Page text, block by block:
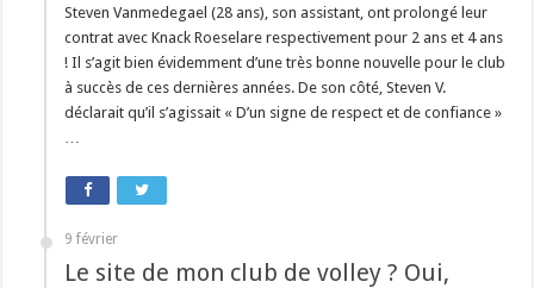
Steven Vanmedegael (28 ans), son assistant, ont prolongé leur
contrat avec Knack Roeselare respectivement pour 2 ans et 4 ans
! Il s’agit bien évidemment d’une très bonne nouvelle pour le club
à succès de ces dernières années. De son côté, Steven V.
déclarait qu’il s’agissait « D’un signe de respect et de confiance »
…
9 février
Le site de mon club de volley ? Oui,